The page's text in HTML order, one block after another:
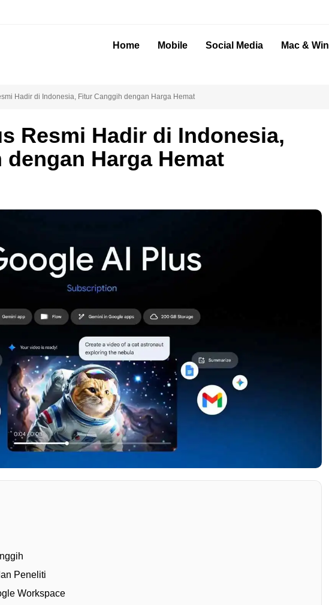
Home Mobile Social Media Mac & Win
Hadir di Indonesia, Fitur Canggih dengan Harga Hemat
Resmi Hadir di Indonesia,
Harga Hemat
Peneliti
Workspace